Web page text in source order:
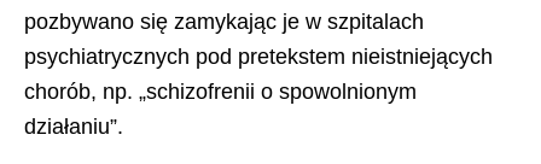
pozbywano się zamykając je w szpitalach
psychiatrycznych pod pretekstem nieistniejących
chorób, np. „schizofrenii o spowolnionym
działaniu”.